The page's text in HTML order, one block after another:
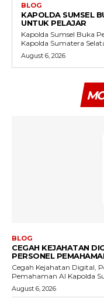
BLOG
KAPOLDA SUMSEL
UNTUK PELAJAR
Kapolda Sumsel Buka
Kapolda Sumatera
August 6, 2026
BLOG
CEGAH KEJAHATAN
PERSONEL
Cegah Kejahatan Digital,
Pemahaman
August 6, 2026